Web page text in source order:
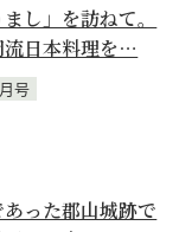
し」を訪ねて。
流日本料理を…
号
った郡山城跡で